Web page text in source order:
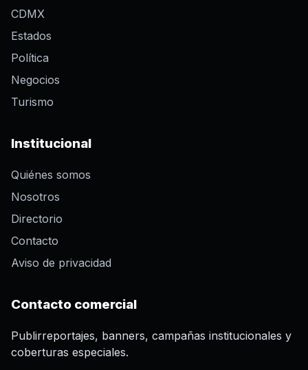
CDMX
Estados
Política
Negocios
Turismo
Institucional
Quiénes somos
Nosotros
Directorio
Contacto
Aviso de privacidad
Contacto comercial
Publirreportajes, banners, campañas institucionales y
coberturas especiales.